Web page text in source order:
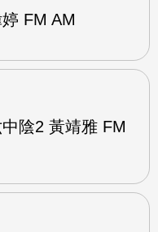
FM AM
陰2 黃靖雅 FM